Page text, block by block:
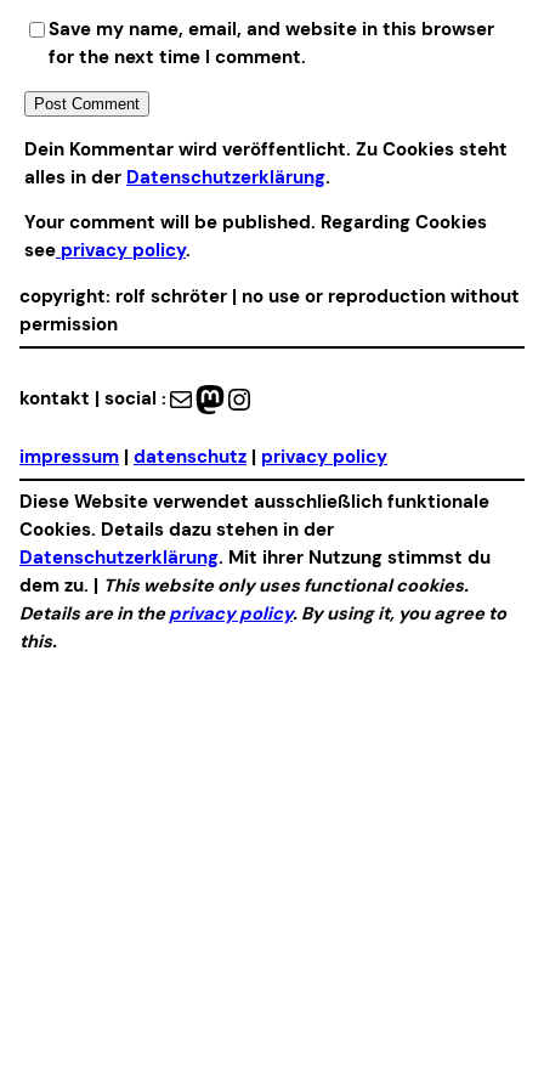
Save my name, email, and website in this browser
for the next time I comment.
Alternative:
Dein Kommentar wird veröffentlicht. Zu Cookies steht
alles in der Datenschutzerklärung.
Your comment will be published. Regarding Cookies
see privacy policy.
copyright: rolf schröter | no use or reproduction without
permission
kontakt | social : Mail Mastodon Instagram
impressum | datenschutz | privacy policy
Diese Website verwendet ausschließlich funktionale
Cookies. Details dazu stehen in der
Datenschutzerklärung. Mit ihrer Nutzung stimmst du
dem zu. | This website only uses functional cookies.
Details are in theprivacy policy. By using it, you agree to
this.